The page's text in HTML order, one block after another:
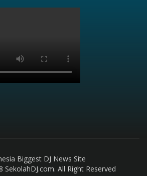
Biggest DJ News Site
SekolahDJ.com. All Right Reserved